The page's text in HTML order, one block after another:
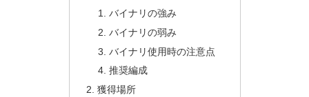
バイナリの強み
バイナリの弱み
バイナリ使用時の注意点
推奨編成
獲得場所